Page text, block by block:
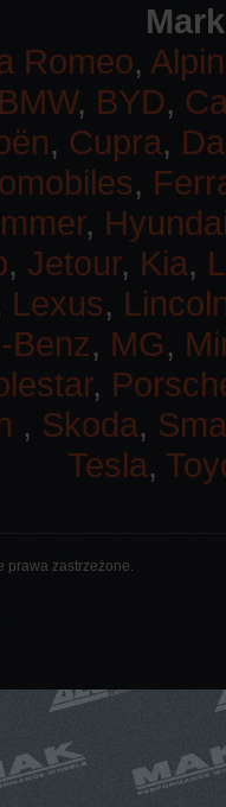
Romeo,
BMW, BYD,
, Cupra,
,
,
, Jetour, Kia,
Lexus,
Benz, MG,
,
, Skoda,
Tesla,
prawa zastrzeżone.